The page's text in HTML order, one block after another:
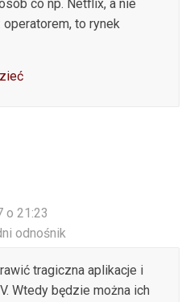
co np. Netflix, a nie
to rynek
o 21:23
odnośnik
tragiczna aplikacje i
Wtedy będzie można ich